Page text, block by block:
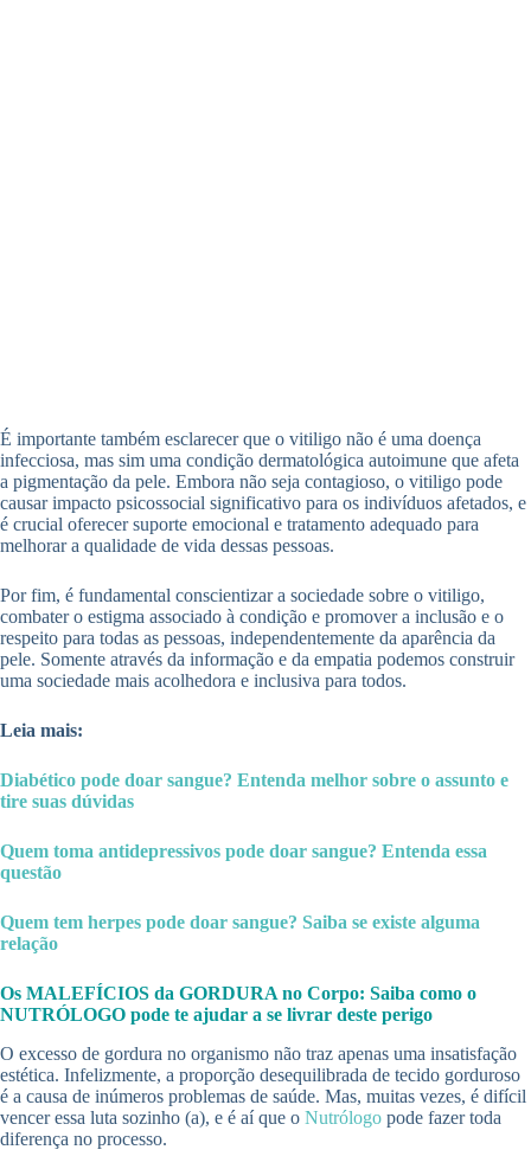
É importante também esclarecer que o vitiligo não é uma doença
infecciosa, mas sim uma condição dermatológica autoimune que afeta
a pigmentação da pele. Embora não seja contagioso, o vitiligo pode
causar impacto psicossocial significativo para os indivíduos afetados, e
é crucial oferecer suporte emocional e tratamento adequado para
melhorar a qualidade de vida dessas pessoas.
Por fim, é fundamental conscientizar a sociedade sobre o vitiligo,
combater o estigma associado à condição e promover a inclusão e o
respeito para todas as pessoas, independentemente da aparência da
pele. Somente através da informação e da empatia podemos construir
uma sociedade mais acolhedora e inclusiva para todos.
Leia mais:
Diabético pode doar sangue? Entenda melhor sobre o assunto e
tire suas dúvidas
Quem toma antidepressivos pode doar sangue? Entenda essa
questão
Quem tem herpes pode doar sangue? Saiba se existe alguma
relação
Os MALEFÍCIOS da GORDURA no Corpo: Saiba como o
NUTRÓLOGO pode te ajudar a se livrar deste perigo
O excesso de gordura no organismo não traz apenas uma insatisfação
estética. Infelizmente, a proporção desequilibrada de tecido gorduroso
é a causa de inúmeros problemas de saúde. Mas, muitas vezes, é difícil
vencer essa luta sozinho (a), e é aí que o Nutrólogo pode fazer toda
diferença no processo.